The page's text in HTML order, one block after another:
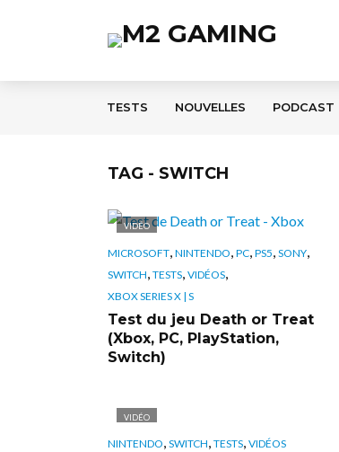
TESTS NOUVELLES PODCAST
TAG - SWITCH
VIDÉO
MICROSOFT, NINTENDO, PC, PS5, SONY,
SWITCH, TESTS, VIDÉOS,
XBOX SERIES X | S
Test du jeu Death or Treat
(Xbox, PC, PlayStation,
Switch)
VIDÉO
NINTENDO SWITCH TESTS VIDÉOS